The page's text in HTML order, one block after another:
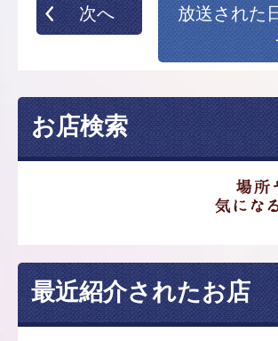
次へ
放送された
お店検索
最近紹介されたお店